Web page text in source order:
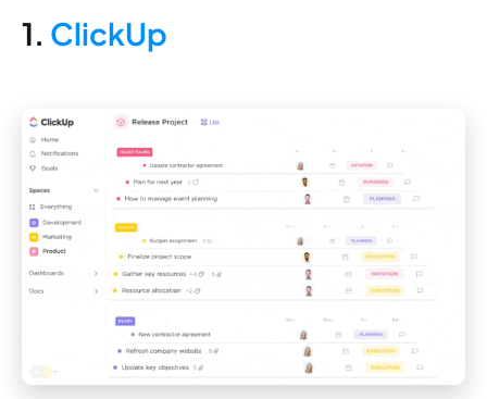
1. ClickUp